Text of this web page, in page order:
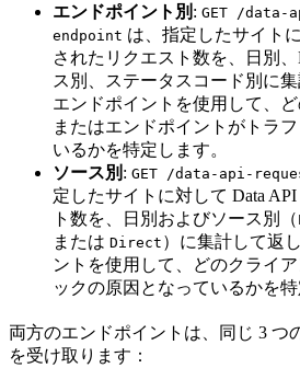
エンドポイント別 : GET /data-
endpoint は、指定したサイト
されたリクエスト数を、日別
ス別、ステータスコード別に
エンドポイントを使用して、
またはエンドポイントがトラ
いるかを特定します。
ソース別 : GET /data-api-
定したサイトに対して Data
ト数を、日別およびソース別（
または Direct ）に集計して返
ントを使用して、どのクライ
ックの原因となっているかを特
両方のエンドポイントは、同じ 3 つ
を受け取ります：